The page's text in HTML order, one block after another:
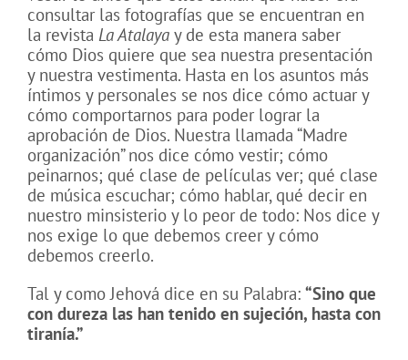
consultar las fotografías que se encuentran en
la revista La Atalaya y de esta manera saber
cómo Dios quiere que sea nuestra presentación
y nuestra vestimenta. Hasta en los asuntos más
íntimos y personales se nos dice cómo actuar y
cómo comportarnos para poder lograr la
aprobación de Dios. Nuestra llamada “Madre
organización” nos dice cómo vestir; cómo
peinarnos; qué clase de películas ver; qué clase
de música escuchar; cómo hablar, qué decir en
nuestro minsisterio y lo peor de todo: Nos dice y
nos exige lo que debemos creer y cómo
debemos creerlo.
Tal y como Jehová dice en su Palabra: “Sino que
con dureza las han tenido en sujeción, hasta con
tiranía.”